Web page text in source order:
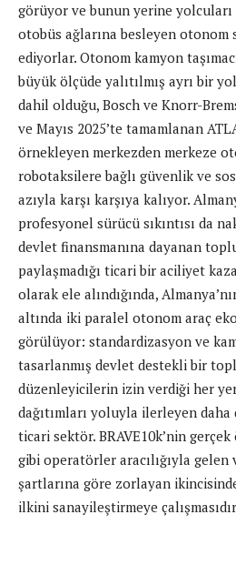
görüyor ve bunun yerine
otobüs ağlarına besleyen
ediyorlar. Otonom kamyon
büyük ölçüde yalıtılmış ayrı bir
dahil olduğu, Bosch ve Knorr-
ve Mayıs 2025’te tamamlanan
örnekleyen merkezden merkeze
robotaksilere bağlı güvenlik ve
azıyla karşı karşıya kalıyor.
profesyonel sürücü sıkıntısı da
devlet finansmanına dayanan
paylaşmadığı ticari bir aciliyet
olarak ele alındığında,
altında iki paralel otonom araç
görülüyor: standardizasyon ve
tasarlanmış devlet destekli bir
düzenleyicilerin izin verdiği her
dağıtımları yoluyla ilerleyen daha
ticari sektör. BRAVE10k’nin
gibi operatörler aracılığıyla gelen
şartlarına göre zorlayan
ilkini sanayileştirmeye